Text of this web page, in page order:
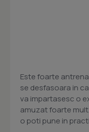
Este foarte
se desfasoara in
va impartasesc o
amuzat foarte
o poti pune in